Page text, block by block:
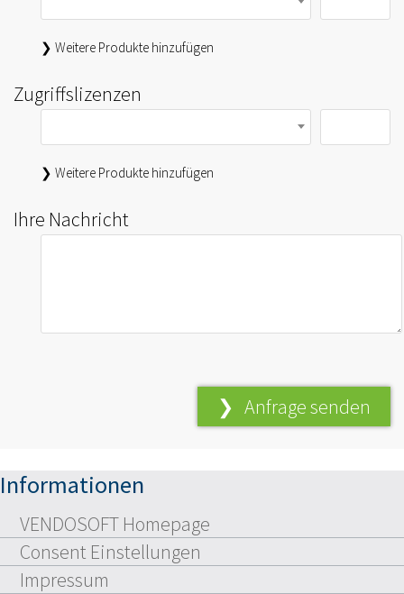
❯ Weitere Produkte hinzufügen
Zugriffslizenzen
❯ Weitere Produkte hinzufügen
Ihre Nachricht
Informationen
VENDOSOFT Homepage
Consent Einstellungen
Impressum